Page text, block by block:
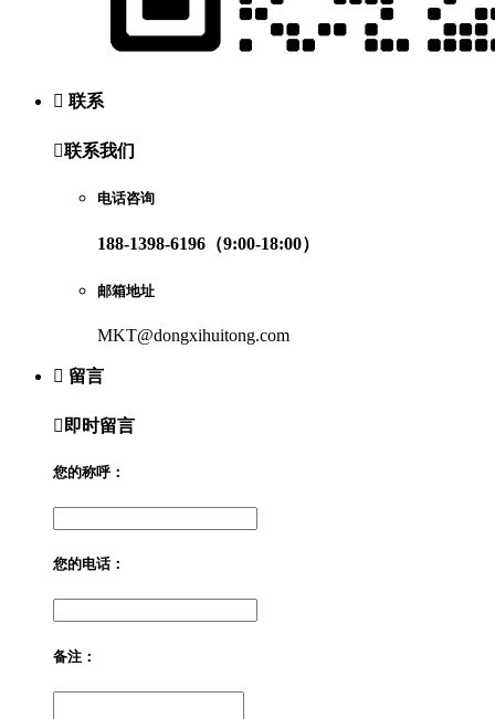
 联系
联系我们
电话咨询
188-1398-6196（9:00-18:00）
邮箱地址
MKT@dongxihuitong.com
 留言
 即时留言
您的称呼：
您的电话：
备注：